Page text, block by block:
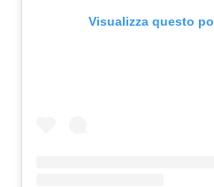
Visualizza questo